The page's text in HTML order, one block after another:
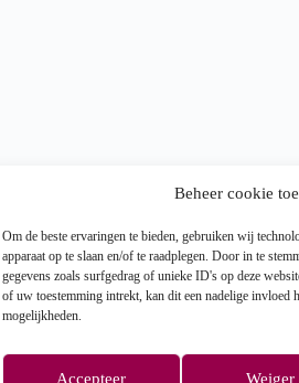
Beheer cookie
Om de beste ervaringen te bieden, gebruiken wij
apparaat op te slaan en/of te raadplegen. Door in te
gegevens zoals surfgedrag of unieke ID's op deze
of uw toestemming intrekt, kan dit een nadelige invloed
mogelijkheden.
Accepteer Weiger